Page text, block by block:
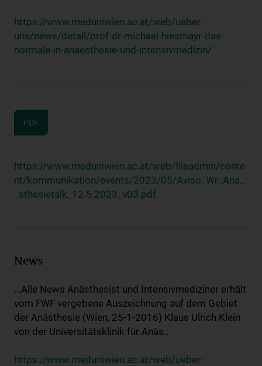
https://www.meduniwien.ac.at/web/ueber-
uns/news/detail/prof-dr-michael-hiesmayr-das-
normale-in-anaesthesie-und-intensivmedizin/
PDF
https://www.meduniwien.ac.at/web/fileadmin/conte
nt/kommunikation/events/2023/05/Aviso_Wr_Ana_
_sthesietalk_12.5.2023_v03.pdf
News
...Alle News Anästhesist und Intensivmediziner erhält
vom FWF vergebene Auszeichnung auf dem Gebiet
der Anästhesie (Wien, 25-1-2016) Klaus Ulrich Klein
von der Universitätsklinik für Anäs...
https://www.meduniwien.ac.at/web/ueber-